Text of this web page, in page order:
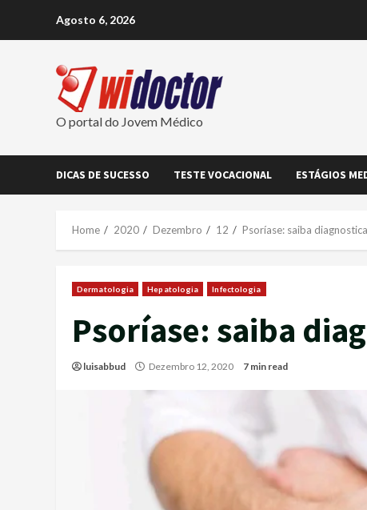
Agosto 6, 2026
O portal do Jovem Médico
DICAS DE SUCESSO TESTE VOCACIONAL ESTÁGIOS
Home 2020 Dezembro 12 Psoríase: saiba
Dermatologia Hepatologia Infectologia
Psoríase: saiba
luisabbud Dezembro 12, 2020 7 min read